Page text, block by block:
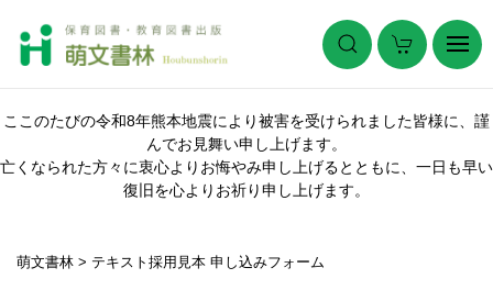
ここのたびの令和8年熊本地震により被害を受けられました皆様に、謹
んでお見舞い申し上げます。
亡くなられた方々に衷心よりお悔やみ申し上げるとともに、一日も早い
復旧を心よりお祈り申し上げます。
萌文書林 > テキスト採用見本 申し込みフォーム